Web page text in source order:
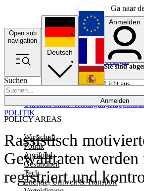
Ga naar
Open sub
navigation
Suchen
Anmelden
POLICY AREAS
Wirtschaft
Politik
Agrifood
Gesundheit
Tech
Energie, Umwelt & Transport
UkrainePolitikVerteidigungRapporteur
Deutsch
English
Français
Anmelden
Sie sind
Licht aus
Rassistisch
Gewalttaten werden
registriert und
POLITIK